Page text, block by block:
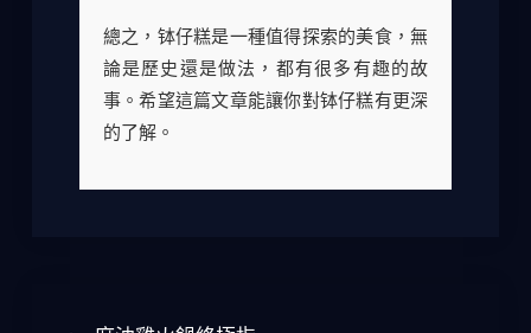
總之，钵仔糕是一種值得探索的美食，無
論是歷史還是做法，都有很多有趣的故
事。希望這篇文章能讓你對钵仔糕有更深
的了解。